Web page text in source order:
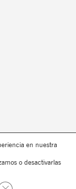
en nuestra
o desactivarlas
Cerrar el banner de